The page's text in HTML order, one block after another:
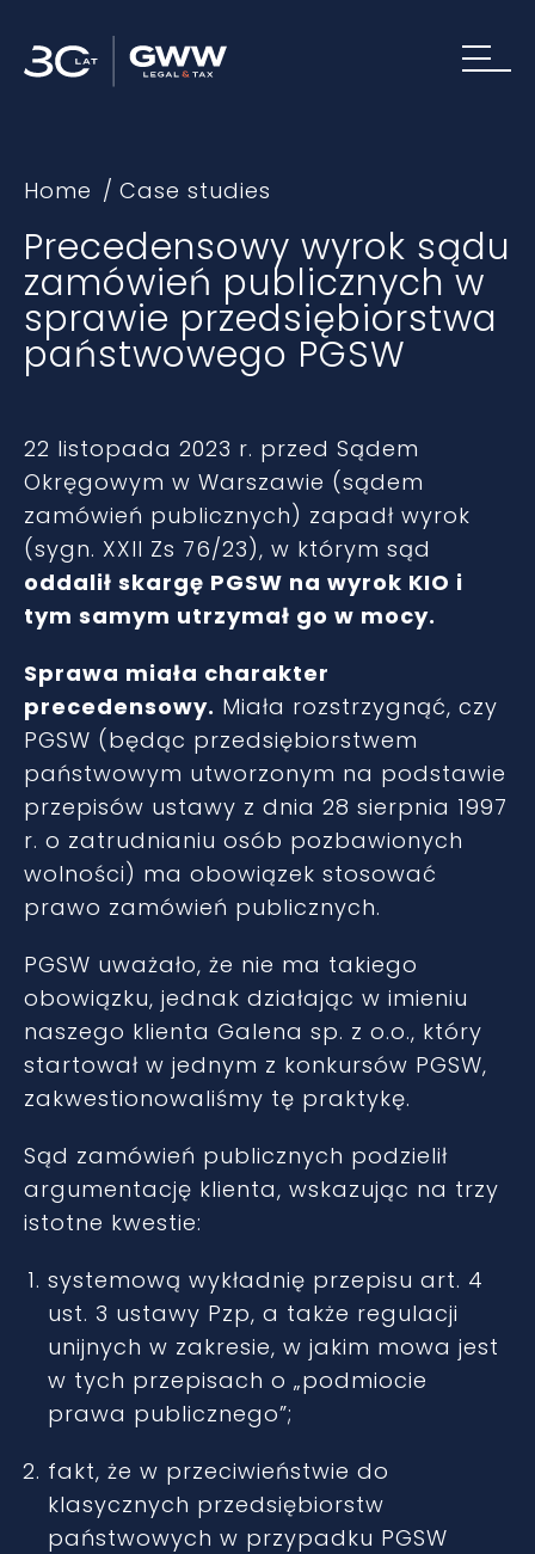
Home Case studies
Precedensowy wyrok sądu
zamówień publicznych w
sprawie przedsiębiorstwa
państwowego PGSW
22 listopada 2023 r. przed Sądem
Okręgowym w Warszawie (sądem
zamówień publicznych) zapadł wyrok
(sygn. XXII Zs 76/23), w którym sąd
oddalił skargę PGSW na wyrok KIO i
tym samym utrzymał go w mocy.
Sprawa miała charakter
precedensowy. Miała rozstrzygnąć, czy
PGSW (będąc przedsiębiorstwem
państwowym utworzonym na podstawie
przepisów ustawy z dnia 28 sierpnia 1997
r. o zatrudnianiu osób pozbawionych
wolności) ma obowiązek stosować
prawo zamówień publicznych.
PGSW uważało, że nie ma takiego
obowiązku, jednak działając w imieniu
naszego klienta Galena sp. z o.o., który
startował w jednym z konkursów PGSW,
zakwestionowaliśmy tę praktykę.
Sąd zamówień publicznych podzielił
argumentację klienta, wskazując na trzy
istotne kwestie:
systemową wykładnię przepisu art. 4
ust. 3 ustawy Pzp, a także regulacji
unijnych w zakresie, w jakim mowa jest
w tych przepisach o „podmiocie
prawa publicznego”;
fakt, że w przeciwieństwie do
klasycznych przedsiębiorstw
państwowych w przypadku PGSW